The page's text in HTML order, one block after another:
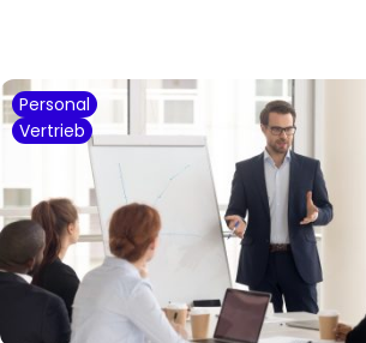
Personal
Vertrieb